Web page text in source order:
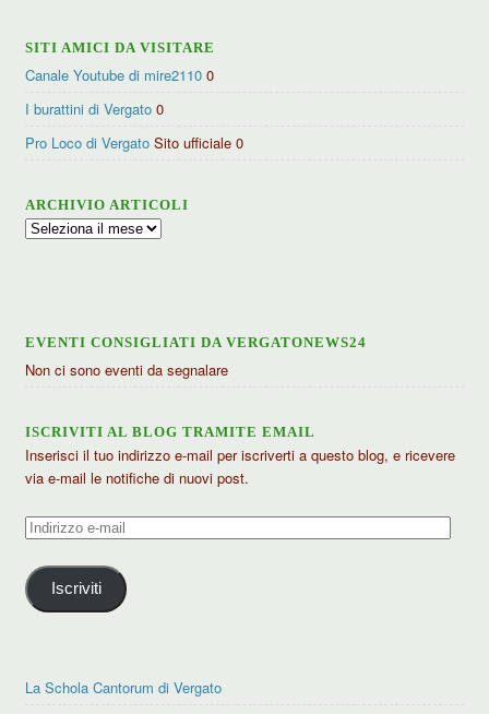
SITI AMICI DA VISITARE
Canale Youtube di mire2110 0
I burattini di Vergato 0
Pro Loco di Vergato Sito ufficiale 0
ARCHIVIO ARTICOLI
Archivio
EVENTI CONSIGLIATI DA VERGATONEWS24
Non ci sono eventi da segnalare
ISCRIVITI AL BLOG TRAMITE EMAIL
Inserisci il tuo indirizzo e-mail per iscriverti a questo blog, e ricevere
via e-mail le notifiche di nuovi post.
Indirizzo
mail
Iscriviti
La Schola Cantorum di Vergato